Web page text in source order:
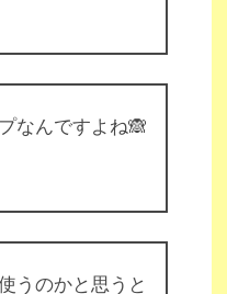
なんですよね🙈
うのかと思うと